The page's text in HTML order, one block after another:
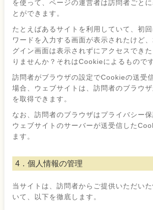
を使って、ページの運営者は訪問者ごと
とができます。
たとえばあるサイトを利用していて、初
ワードを入力する画面が表示されたけど
グイン画面は表示されずにアクセスでき
りませんか？それはCookieによるものです
訪問者がブラウザの設定でCookieの送受
場合、ウェブサイトは、訪問者のブラウ
を取得できます。
なお、訪問者のブラウザはプライバシー
ウェブサイトのサーバーが送受信した
ます。
4．個人情報の管理
当サイトは、訪問者からご提供いただい
いて、以下を徹底します。